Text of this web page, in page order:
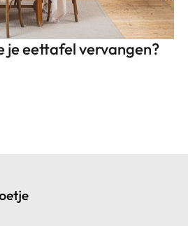
je eettafel vervangen?